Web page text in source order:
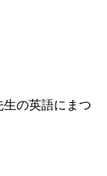
生の英語にまつ